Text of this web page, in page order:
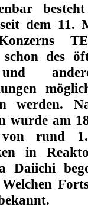
dem 11.
Konzerns
des
werden.
wurde am
rund
in
Daiichi
Welchen